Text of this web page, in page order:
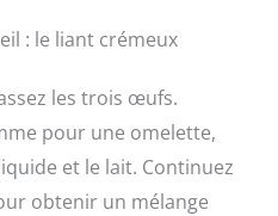
: le liant crémeux
les trois œufs.
pour une omelette,
et le lait. Continuez
obtenir un mélange